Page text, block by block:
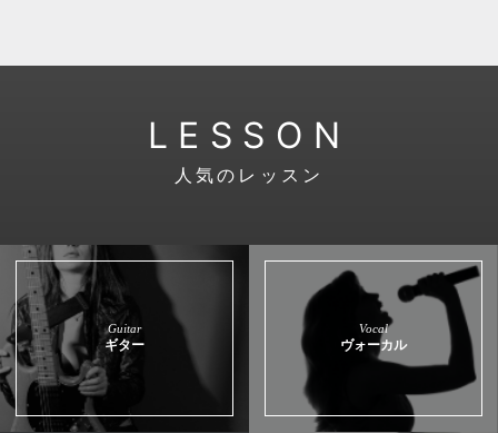
LESSON
人気のレッスン
Guitar
ギター
Vocal
ヴォーカル